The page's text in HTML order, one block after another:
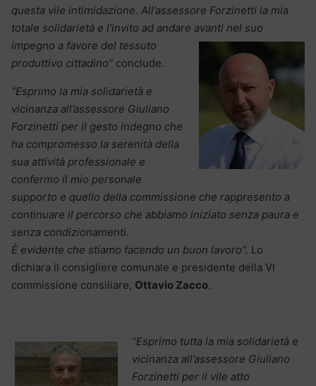
questa vile intimidazione. All’assessore Forzinetti la mia
totale solidarietà e l’invito ad andare avanti nel suo
impegno a favore del tessuto
produttivo cittadino” conclude.
“Esprimo la mia solidarietà e
vicinanza all’assessore Giuliano
Forzinetti per il gesto indegno che
ha compromesso la serenità della
sua attività professionale e
confermo il mio personale
supporto e quello della commissione che rappresento a
continuare il percorso che abbiamo iniziato senza paura e
senza condizionamenti.
È evidente che stiamo facendo un buon lavoro”. Lo
dichiara il consigliere comunale e presidente della VI
commissione consiliare, Ottavio Zacco.
“Esprimo tutta la mia solidarietà e
vicinanza all’assessore Giuliano
Forzinetti per il vile atto